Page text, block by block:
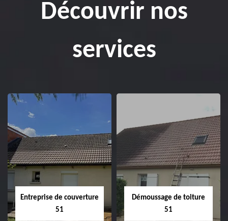
Découvrir nos
services
Entreprise de couverture
51
Démoussage de toiture
51